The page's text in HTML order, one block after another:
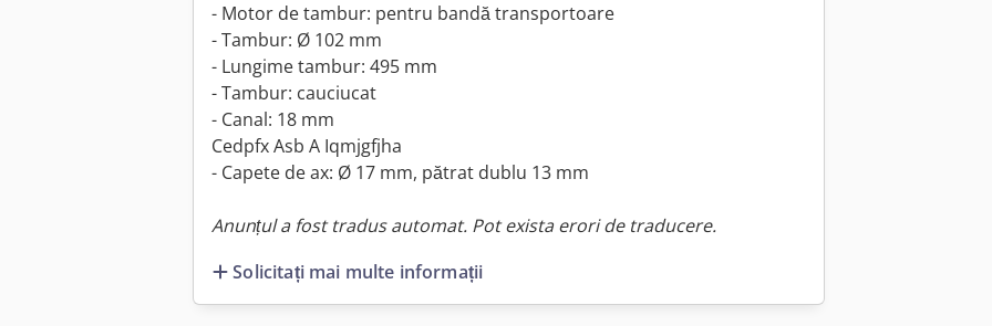
- Motor de tambur: pentru bandă transportoare
- Tambur: Ø 102 mm
- Lungime tambur: 495 mm
- Tambur: cauciucat
- Canal: 18 mm
Cedpfx Asb A Iqmjgfjha
- Capete de ax: Ø 17 mm, pătrat dublu 13 mm
Anunțul a fost tradus automat. Pot exista erori de traducere.
Solicitați mai multe informații